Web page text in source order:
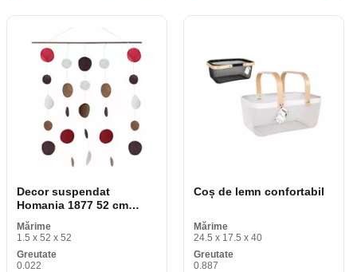
Decor suspendat
Homania 1877 52 cm
Aurit 52 cm (1 buc)
Mărime
1.5 x 52 x 52
Greutate
0.022
Coș de lemn confortabil
Mărime
24.5 x 17.5 x 40
Greutate
0.887